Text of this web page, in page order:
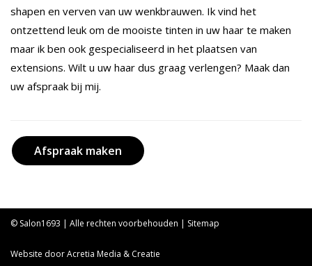
shapen en verven van uw wenkbrauwen. Ik vind het
ontzettend leuk om de mooiste tinten in uw haar te maken
maar ik ben ook gespecialiseerd in het plaatsen van
extensions. Wilt u uw haar dus graag verlengen? Maak dan
uw afspraak bij mij.
Afspraak maken
© Salon1693 | Alle rechten voorbehouden | Sitemap
Website doorAcretia Media & Creatie